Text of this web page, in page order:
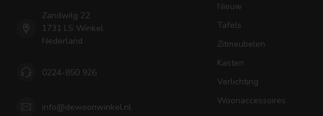
Zandwilg 22
1731 LS Winkel
Nederland
0224-850 926
info@dewoonwinkel.nl
Nieuw
Tafels
Zitmeubelen
Kasten
Verlichting
Woonaccessoires